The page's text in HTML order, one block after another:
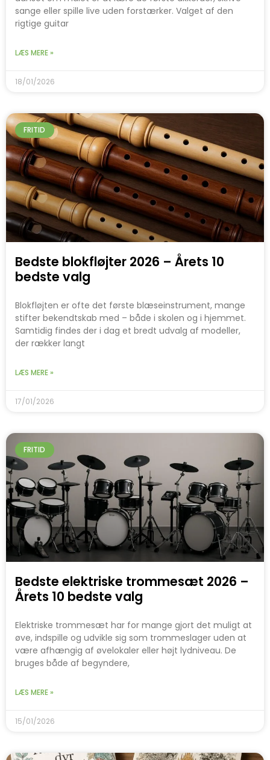
sange eller spille live uden forstærker. Valget af den
rigtige guitar
LÆS MERE »
18/01/2026
FRITID
Bedste blokfløjter 2026 – Årets 10
bedste valg
Blokfløjten er ofte det første blæseinstrument, mange
stifter bekendtskab med – både i skolen og i hjemmet.
Samtidig findes der i dag et bredt udvalg af modeller,
der rækker langt
LÆS MERE »
17/01/2026
FRITID
Bedste elektriske trommesæt 2026 –
Årets 10 bedste valg
Elektriske trommesæt har for mange gjort det muligt at
øve, indspille og udvikle sig som trommeslager uden at
være afhængig af øvelokaler eller højt lydniveau. De
bruges både af begyndere,
LÆS MERE »
15/01/2026